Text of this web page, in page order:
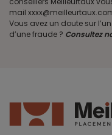
mail
Vous avez un doute sur
d’une fraude ? Consultez